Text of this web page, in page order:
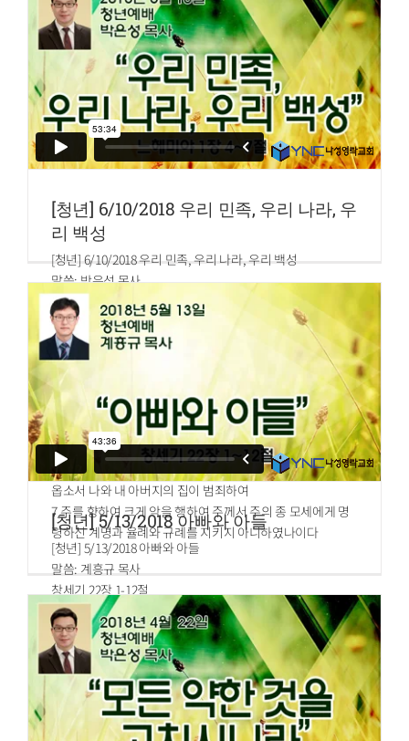
31.고라 자손 살룸의 맏아들 맛디댜라 하는 레위 사람은 전병
을 굽는 일을 맡았으며
32.또 그의 형제 그핫 자손 중에 어떤 자는 진설하는 떡을 맡
아 안식일마다 준비하였더라
[청년] 6/10/2018 우리 민족, 우리 나라, 우
리 백성
[청년] 6/10/2018 우리 민족, 우리 나라, 우리 백성
말씀: 박은성 목사
느헤미야 1장 4~7절
4.내가 이 말을 듣고 앉아서 울고 수일 동안 슬퍼하며 하늘의
하나님 앞에 금식하며 기도하여
5.이르되 하늘의 하나님 여호와 크고 두려우신 하나님이여 주
를 사랑하고 주의 계명을 지키는 자에게 언약을 지키시며 긍
휼을 베푸시는 주여 간구하나이다
6.이제 종이 주의 종들인 이스라엘 자손을 위하여 주야로 기
도하오며 우리 이스라엘 자손이 주께 범죄한 죄들을 자복하
오니 주는 귀를 기울이시며 눈을 여시사 종의 기도를 들으시
옵소서 나와 내 아버지의 집이 범죄하여
7.주를 향하여 크게 악을 행하여 주께서 주의 종 모세에게 명
령하신 계명과 율례와 규례를 지키지 아니하였나이다
[청년] 5/13/2018 아빠와 아들
[청년] 5/13/2018 아빠와 아들
말씀: 계흥규 목사
창세기 22장 1-12절
1.그 일 후에 하나님이 아브라함을 시험하시려고 그를 부르시
되 아브라함아 하시니 그가 이르되 내가 여기 있나이다
2.여호와께서 이르시되 네 아들 네 사랑하는 독자 이삭을 데
리고 모리아 땅으로 가서 내가 네게 일러 준 한 산 거기서 그를
번제로 드리라
3.아브라함이 아침에 일찍이 일어나 나귀에 안장을 지우고 두
종과 그의 아들 이삭을 데리고 번제에 쓸 나무를 쪼개어 가지